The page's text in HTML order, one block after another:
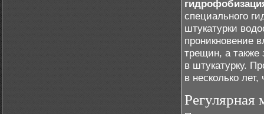
специального
штукатурки
проникновение
трещин, а также
в штукатурку.
в несколько
Регулярная